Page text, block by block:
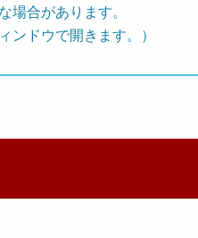
場合があります。
ンドウで開きます。）